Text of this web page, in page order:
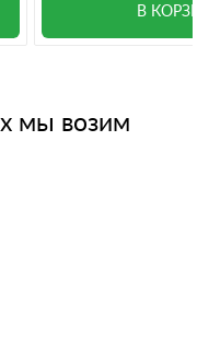
В
мы возим